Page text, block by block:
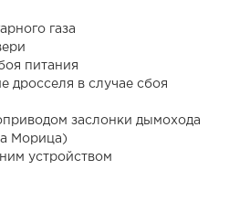
газа
питания
дросселя в случае сбоя
заслонки дымохода
Морица)
устройством